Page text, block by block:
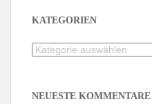
KATEGORIEN
Kategorien
NEUESTE KOMMENTARE